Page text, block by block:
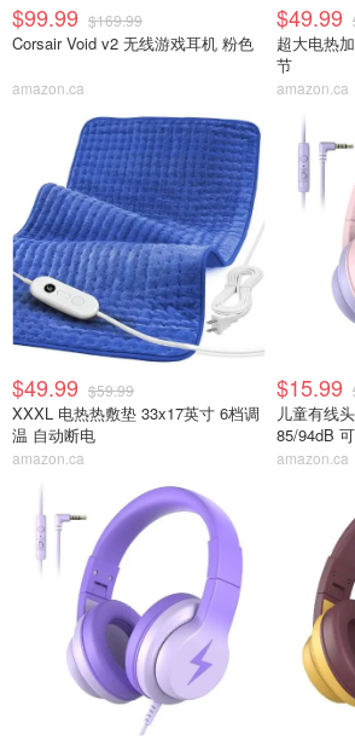
$99.99 $169.99
Corsair Void v2 无线游戏耳机 粉色
amazon.ca
$49.99
超大电热
节
amazon.ca
$49.99 $59.99
XXXL 电热热敷垫 33x17英寸 6档调
温 自动断电
amazon.ca
$15.99
儿童有线
85/94dB
amazon.ca